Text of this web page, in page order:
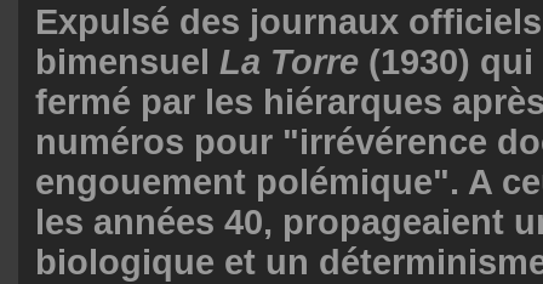
Expulsé des journaux
bimensuel La Torre (1930)
fermé par les hiérarques
numéros pour "irrévérence
engouement polémique". A
les années 40, propageaient
biologique et un